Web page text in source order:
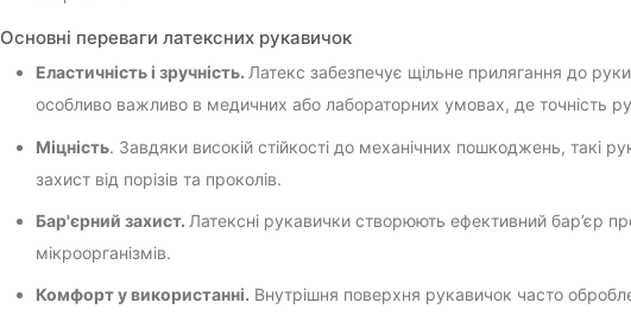
Основні переваги латексних рукавичок
Еластичність і зручність. Латекс забезпечує щільне прилягання до
особливо важливо в медичних або лабораторних умовах, де точність
Міцність. Завдяки високій стійкості до механічних пошкоджень, такі
захист від порізів та проколів.
Бар'єрний захист. Латексні рукавички створюють ефективний бар’єр
мікроорганізмів.
Комфорт у використанні. Внутрішня поверхня рукавичок часто